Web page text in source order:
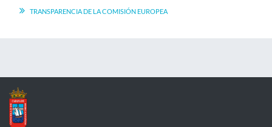
TRANSPARENCIA DE LA COMISIÓN EUROPEA